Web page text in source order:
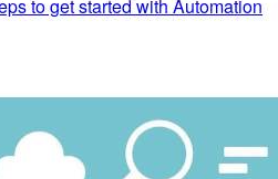
to get started with Automation